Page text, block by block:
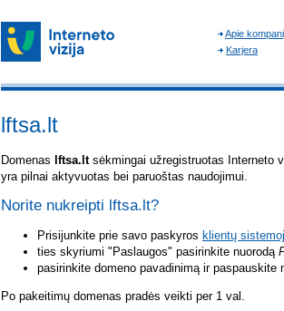
lftsa.lt
Domenas lftsa.ltsėkmingai užregistruotas Interneto
yra pilnai aktyvuotas bei paruoštas naudojimui.
Norite nukreipti lftsa.lt?
Prisijunkite prie savo paskyros klientų
ties skyriumi "Paslaugos" pasirinkite nuorodą
pasirinkite domeno pavadinimą ir paspauskite
Po pakeitimų domenas pradės veikti per 1 val.